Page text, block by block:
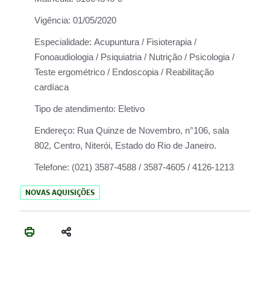
Vigência: 01/05/2020
Especialidade: Acupuntura / Fisioterapia /
Fonoaudiologia / Psiquiatria / Nutrição / Psicologia /
Teste ergométrico / Endoscopia / Reabilitação
cardíaca
Tipo de atendimento: Eletivo
Endereço: Rua Quinze de Novembro, n°106, sala
802, Centro, Niterói, Estado do Rio de Janeiro.
Telefone: (021) 3587-4588 / 3587-4605 / 4126-1213
NOVAS AQUISIÇÕES